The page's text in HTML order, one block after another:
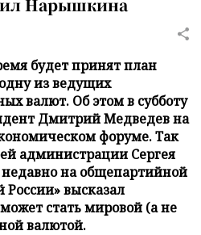
Нарышкина
будет принят план
из ведущих
валют. Об этом в субботу
Дмитрий Медведев на
форуме. Так
администрации Сергея
на общепартийной
высказал
стать мировой (а не
валютой.